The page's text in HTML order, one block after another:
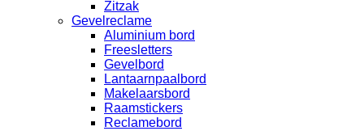
Zitzak
Gevelreclame
Aluminium bord
Freesletters
Gevelbord
Lantaarnpaalbord
Makelaarsbord
Raamstickers
Reclamebord